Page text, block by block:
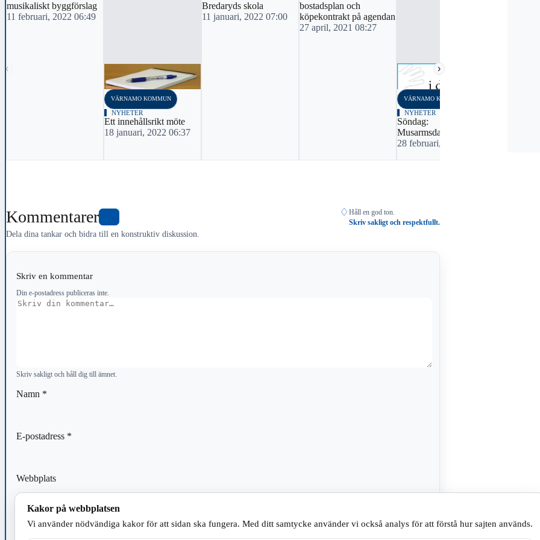
‹ ›
musikaliskt byggförslag
11 februari, 2022 06:49
VÄRNAMO KOMMUN
NYHETER
Ett innehållsrikt möte
18 januari, 2022 06:37
Bredaryds skola
11 januari, 2022 07:00
bostadsplan och
köpekontrakt på agendan
27 april, 2021 08:27
VÄRNAMO KOMMUN
NYHETER
Söndag:
Musarmsdagen...
28 februari, 2021 01:15
Kommentarer
Dela dina tankar och bidra till en konstruktiv diskussion.
♢ Håll en god ton.
Skriv sakligt och respektfullt.
Skriv en kommentar
Din e-postadress publiceras inte.
Kommentar
Skriv sakligt och håll dig till ämnet.
Namn *
E-postadress *
Webbplats
Spara mitt namn, min e-postadress och webbplats i denna webbläsare till nästa gång jag skriver en
Kakor på webbplatsen
Vi använder nödvändiga kakor för att sidan ska fungera. Med ditt samtycke använder vi också analys för att förstå hur sajten används.